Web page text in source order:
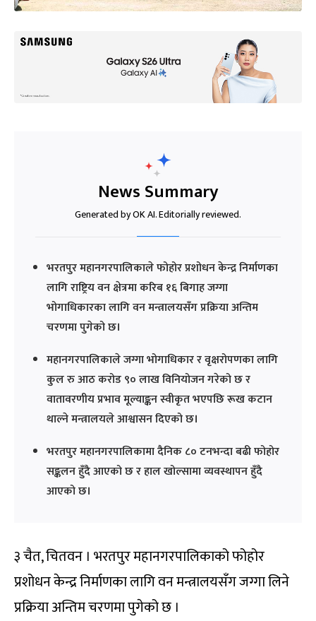
News Summary
Generated by OK AI. Editorially reviewed.
भरतपुर महानगरपालिकाले फोहोर प्रशोधन केन्द्र निर्माणका
लागि राष्ट्रिय वन क्षेत्रमा करिब १६ बिगाह जग्गा
भोगाधिकारका लागि वन मन्त्रालयसँग प्रक्रिया अन्तिम
चरणमा पुगेको छ।
महानगरपालिकाले जग्गा भोगाधिकार र वृक्षरोपणका लागि
कुल रु आठ करोड ९० लाख विनियोजन गरेको छ र
वातावरणीय प्रभाव मूल्याङ्कन स्वीकृत भएपछि रूख कटान
थाल्ने मन्त्रालयले आश्वासन दिएको छ।
भरतपुर महानगरपालिकामा दैनिक ८० टनभन्दा बढी फोहोर
सङ्कलन हुँदै आएको छ र हाल खोल्सामा व्यवस्थापन हुँदै
आएको छ।
३ चैत, चितवन । भरतपुर महानगरपालिकाको फोहोर
प्रशोधन केन्द्र निर्माणका लागि वन मन्त्रालयसँग जग्गा लिने
प्रक्रिया अन्तिम चरणमा पुगेको छ ।